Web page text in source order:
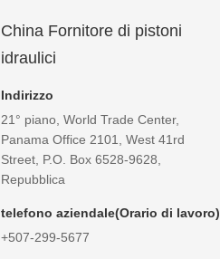
China Fornitore di pistoni
idraulici
Indirizzo
21° piano, World Trade Center,
Panama Office 2101, West 41rd
Street, P.O. Box 6528-9628,
Repubblica
telefono aziendale(Orario di lavoro)
+507-299-5677